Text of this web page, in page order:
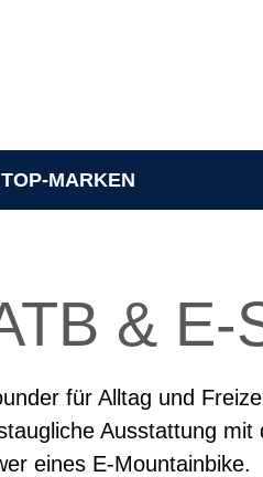
TOP-MARKEN
& E-
für Alltag und
Ausstattung mit
eines E-Mountainbike.